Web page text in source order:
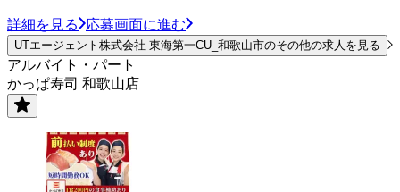
詳細を見る 応募画面に進む
UTエージェント株式会社 東海第一CU_和歌山市のその他の求人を見る
アルバイト・パート
かっぱ寿司 和歌山店